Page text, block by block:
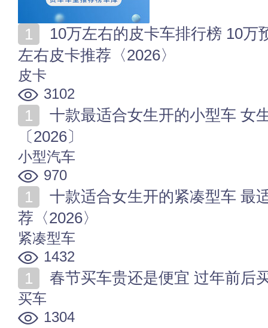
左右皮卡推荐〈2026〉
皮卡
3102
〔2026〕
小型汽车
970
荐〈2026〉
紧凑型车
1432
春节买车贵还是便宜 过年前后
买车
1304